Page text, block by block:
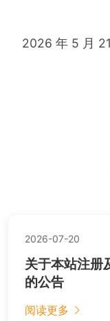
2026 年 5 月
2026-07-20
关于本站注册
的公告
阅读更多